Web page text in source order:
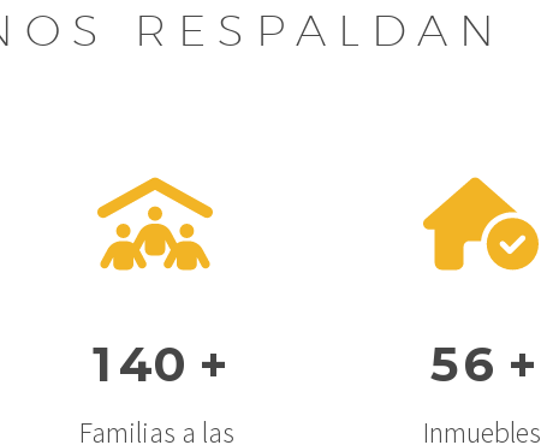
RESPALDAN
1 40 +
Familias a las
56 +
Inmuebles